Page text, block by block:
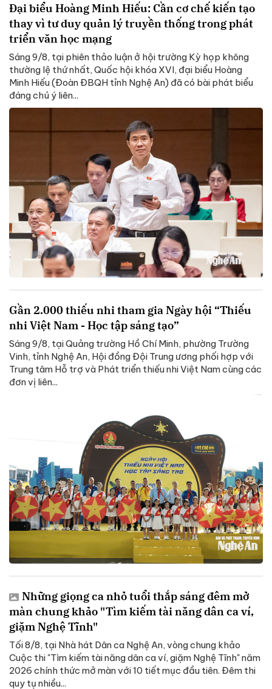
Đại biểu Hoàng Minh Hiếu: Cần cơ chế kiến tạo
thay vì tư duy quản lý truyền thống trong phát
triển văn học mạng
Sáng 9/8, tại phiên thảo luận ở hội trường Kỳ họp không
thường lệ thứ nhất, Quốc hội khóa XVI, đại biểu Hoàng
Minh Hiếu (Đoàn ĐBQH tỉnh Nghệ An) đã có bài phát biểu
đáng chú ý liên...
Gần 2.000 thiếu nhi tham gia Ngày hội “Thiếu
nhi Việt Nam - Học tập sáng tạo”
Sáng 9/8, tại Quảng trường Hồ Chí Minh, phường Trường
Vinh, tỉnh Nghệ An, Hội đồng Đội Trung ương phối hợp với
Trung tâm Hỗ trợ và Phát triển thiếu nhi Việt Nam cùng các
đơn vị liên...
Những giọng ca nhỏ tuổi thắp sáng đêm mở
màn chung khảo "Tìm kiếm tài năng dân ca ví,
giặm Nghệ Tĩnh"
Tối 8/8, tại Nhà hát Dân ca Nghệ An, vòng chung khảo
Cuộc thi "Tìm kiếm tài năng dân ca ví, giặm Nghệ Tĩnh" năm
2026 chính thức mở màn với 10 tiết mục đầu tiên. Đêm thi
quy tụ nhiều...